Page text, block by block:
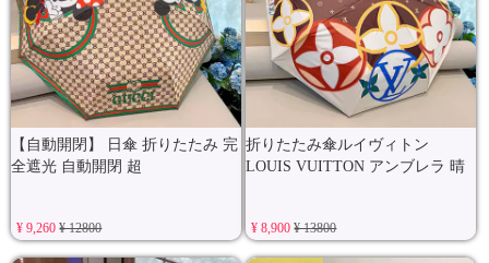
【自動開閉】 日傘 折りたたみ 完
全遮光 自動開閉 超
¥ 9,260¥ 12800
折りたたみ傘ルイヴィトン
LOUIS VUITTON アンブレラ 晴
¥ 8,900¥ 13800